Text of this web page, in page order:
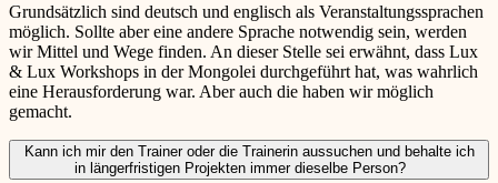
Grundsätzlich sind deutsch und englisch als Veranstaltungssprachen
möglich. Sollte aber eine andere Sprache notwendig sein, werden
wir Mittel und Wege finden. An dieser Stelle sei erwähnt, dass Lux
& Lux Workshops in der Mongolei durchgeführt hat, was wahrlich
eine Herausforderung war. Aber auch die haben wir möglich
gemacht.
Kann ich mir den Trainer oder die Trainerin aussuchen und behalte ich
in längerfristigen Projekten immer dieselbe Person?